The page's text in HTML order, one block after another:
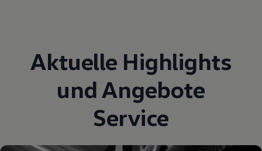
Aktuelle Highlights
und Angebote
Service